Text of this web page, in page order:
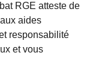
RGE atteste de
aides
responsabilité
et vous